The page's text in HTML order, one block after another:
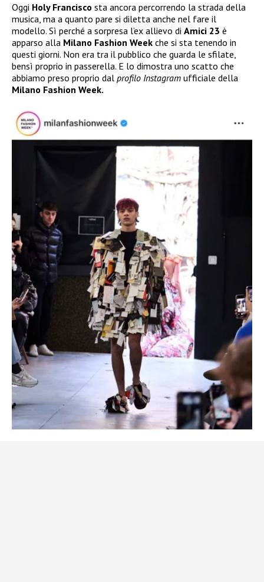
Oggi Holy Francisco sta ancora percorrendo la strada della
musica, ma a quanto pare si diletta anche nel fare il
modello. Sì perché a sorpresa l’ex allievo di Amici 23 è
apparso alla Milano Fashion Week che si sta tenendo in
questi giorni. Non era tra il pubblico che guarda le sfilate,
bensì proprio in passerella. E lo dimostra uno scatto che
abbiamo preso proprio dal profilo Instagram ufficiale della
Milano Fashion Week.